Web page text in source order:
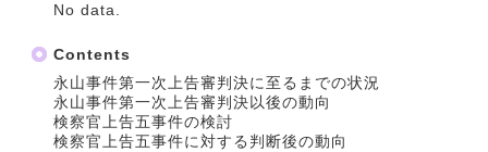
No data.
Contents
永山事件第一次上告審判決に至るまでの状況
永山事件第一次上告審判決以後の動向
検察官上告五事件の検討
検察官上告五事件に対する判断後の動向